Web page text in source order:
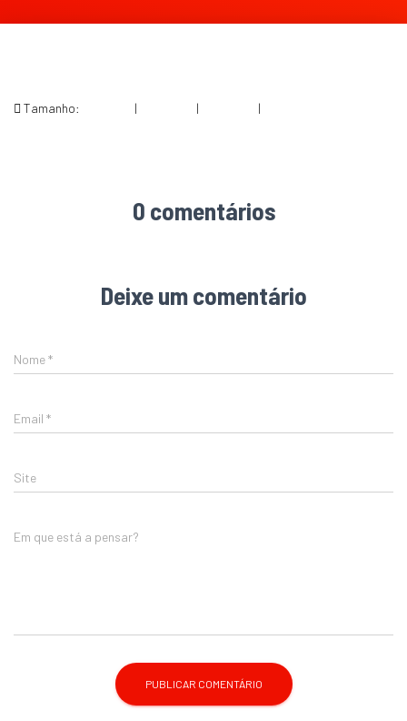
Tamanho: | | |
0 comentários
Deixe um comentário
Nome*
Email *
Site
Em que está a pensar?